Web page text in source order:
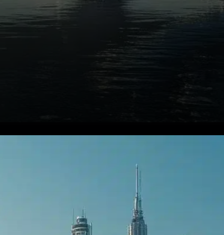
Les whales au centre du jeu
sur Pi Network